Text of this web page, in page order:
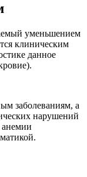
уменьшением
клиническим
данное
заболеваниям, а
нарушений
анемии